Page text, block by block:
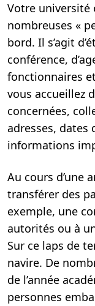
Votre université
nombreuses «
bord. Il s’agit
conférence,
fonctionnaires
vous accueillez
concernées,
adresses, dates
informations
Au cours d’une
transférer des
exemple, une
autorités ou à
Sur ce laps de
navire. De
de l’année
personnes